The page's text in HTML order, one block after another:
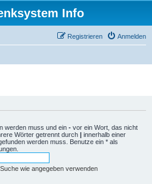
Info
Anmelden
Registrieren
werden muss und ein - vor ein Wort, das nicht
Wörter getrennt durch | innerhalb einer
werden muss. Benutze ein * als
wie angegeben verwenden